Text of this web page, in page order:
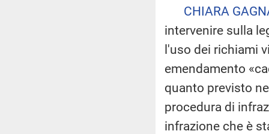
CHIARA
intervenire sulla
l'uso dei richiami
emendamento
quanto previsto
procedura di
infrazione che è